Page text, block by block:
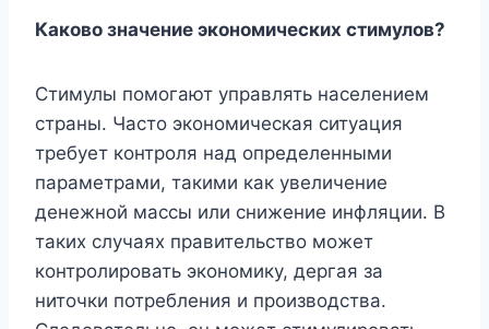
Каково значение экономических стимулов?
Стимулы помогают управлять населением
страны. Часто экономическая ситуация
требует контроля над определенными
параметрами, такими как увеличение
денежной массы или снижение инфляции. В
таких случаях правительство может
контролировать экономику, дергая за
ниточки потребления и производства.